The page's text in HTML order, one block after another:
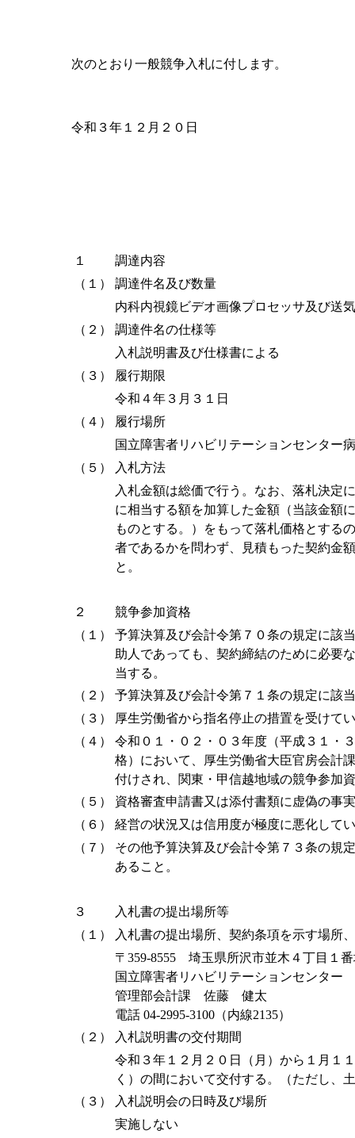
次のとおり一般競争入札に付します。
令和３年１２月２０日
１
調達内容
（１）
調達件名及び数量
内科内視鏡ビデオ画像プロセッサ及び送
（２）
調達件名の仕様等
入札説明書及び仕様書による
（３）
履行期限
令和４年３月３１日
（４）
履行場所
国立障害者リハビリテーションセンター
（５）
入札方法
入札金額は総価で行う。なお、落札決定
に相当する額を加算した金額（当該金額
ものとする。）をもって落札価格とする
者であるかを問わず、見積もった契約金
と。
２
競争参加資格
（１）
予算決算及び会計令第７０条の規定に該
助人であっても、契約締結のために必要
当する。
（２）
予算決算及び会計令第７１条の規定に該
（３）
厚生労働省から指名停止の措置を受けて
（４）
令和０１・０２・０３年度（平成３１・
格）において、厚生労働省大臣官房会計
付けされ、関東・甲信越地域の競争参加
（５）
資格審査申請書又は添付書類に虚偽の事
（６）
経営の状況又は信用度が極度に悪化して
（７）
その他予算決算及び会計令第７３条の規
あること。
３
入札書の提出場所等
（１）
入札書の提出場所、契約条項を示す場所
〒359-8555 埼玉県所沢市並木４丁目１
国立障害者リハビリテーションセンター
管理部会計課 佐藤 健太
電話 04-2995-3100（内線2135）
（２）
入札説明書の交付期間
令和３年１２月２０日（月）から１月１
く）の間において交付する。（ただし、
（３）
入札説明会の日時及び場所
実施しない